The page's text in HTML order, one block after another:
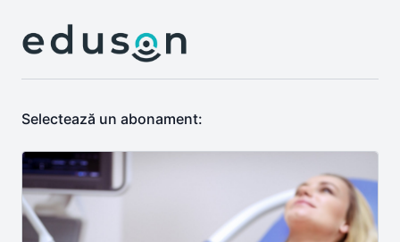
Selectează un abonament: